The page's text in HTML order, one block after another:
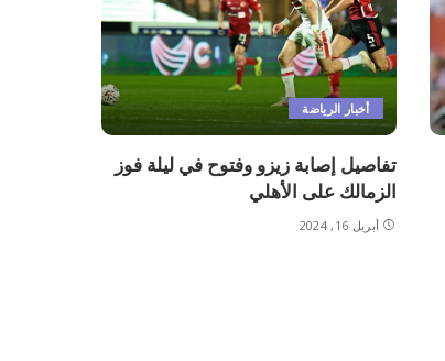
أخبار الرياضة
تفاصيل إصابة زيزو وفتوح في ليلة فوز
الزمالك على الأهلي
أبريل 16, 2024